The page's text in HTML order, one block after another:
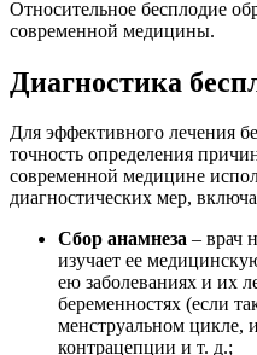
Относительное бесплодие
современной медицины.
Диагностика
Для эффективного лечения
точность определения
современной медицине
диагностических мер,
Сбор анамнеза – врач
изучает ее
ею заболеваниях и их
беременностях (если
менструальном цикле,
контрацепции и т. д.;